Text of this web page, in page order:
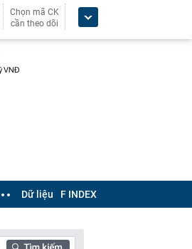
Chọn mã CK
cần theo dõi
Dữ liệu F INDEX